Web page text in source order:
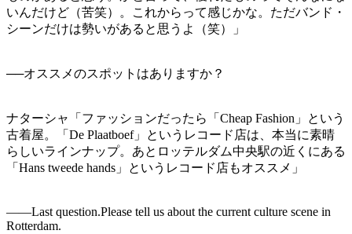
いんだけど（苦笑）。これからって感じかな。ただバンド・
シーンだけは勢いがあると思うよ（笑）」
──オススメのスポットはありますか？
ナターシャ「ファッションだったら「Cheap Fashion」という
古着屋。「De Plaatboef」というレコード店は、本当に素晴
らしいラインナップ。あとロッテルダム中央駅の近くにある
「Hans tweede hands」というレコード店もオススメ」
――Last question.Please tell us about the current culture scene in
Rotterdam.